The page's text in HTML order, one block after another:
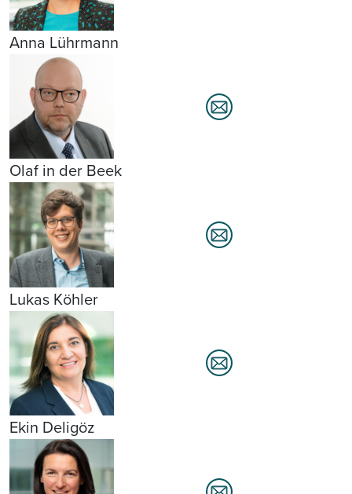
Anna Lührmann
Olaf in der Beek
Lukas Köhler
Ekin Deligöz